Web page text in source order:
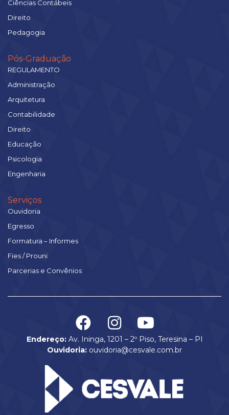
Ciências Contábeis
Direito
Pedagogia
Pós-Graduação
REGULAMENTO
Administração
Arquitetura
Contabilidade
Direito
Educação
Psicologia
Engenharia
Serviços
Ouvidoria
Egresso
Formatura – Informes
Fies / Prouni
Parcerias e Convênios
Endereço:Av. Ininga, 1201 – 2º Piso, Teresina – PI
Ouvidoria: ouvidoria@cesvale.com.br